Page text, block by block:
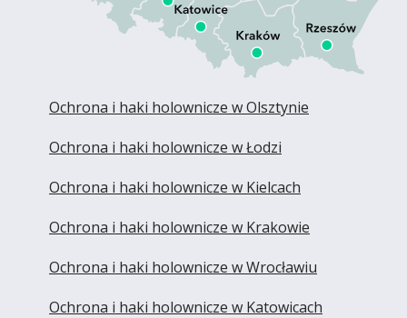
Ochrona i haki holownicze w Olsztynie
Ochrona i haki holownicze w Łodzi
Ochrona i haki holownicze w Kielcach
Ochrona i haki holownicze w Krakowie
Ochrona i haki holownicze w Wrocławiu
Ochrona i haki holownicze w Katowicach